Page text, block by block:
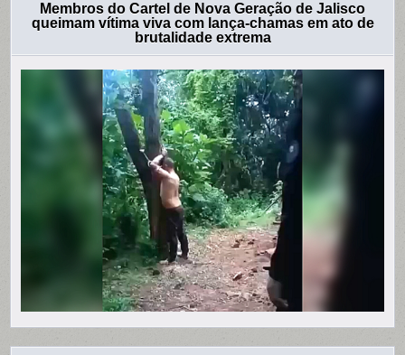
Membros do Cartel de Nova Geração de Jalisco
queimam vítima viva com lança-chamas em ato de
brutalidade extrema